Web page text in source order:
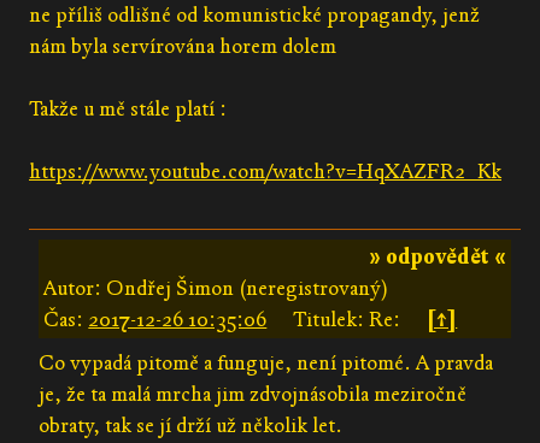
ne příliš odlišné od komunistické propagandy, jenž
nám byla servírována horem dolem
Takže u mě stále platí :
https://www.youtube.com/watch?v=HqXAZFR2_Kk
» odpovědět «
Autor: Ondřej Šimon (neregistrovaný)
Čas: 2017-12-26 10:35:06 Titulek: Re:
[↑]
Co vypadá pitomě a funguje, není pitomé. A pravda
je, že ta malá mrcha jim zdvojnásobila meziročně
obraty, tak se jí drží už několik let.